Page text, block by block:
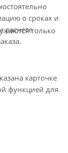
о сроках и
расчететолько
карточке
функцией для